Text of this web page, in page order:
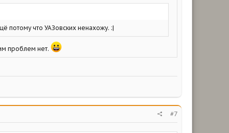
потому что УАЗовских ненахожу. :|
проблем нет.
#7